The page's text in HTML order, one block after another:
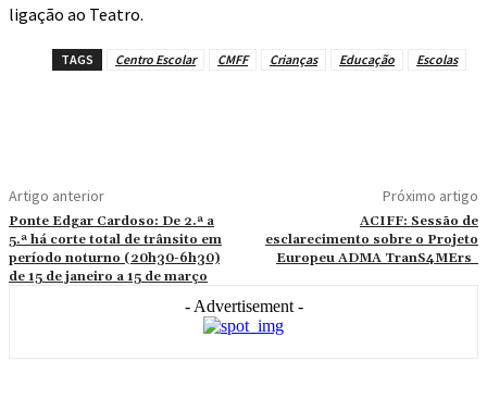
ligação ao Teatro.
TAGS Centro Escolar CMFF Crianças Educação Escolas
Artigo anterior
Ponte Edgar Cardoso: De 2.ª a
5.ª há corte total de trânsito em
período noturno (20h30-6h30)
de 15 de janeiro a 15 de março
Próximo artigo
ACIFF: Sessão de
esclarecimento sobre o Projeto
Europeu ADMA TranS4MErs
- Advertisement -